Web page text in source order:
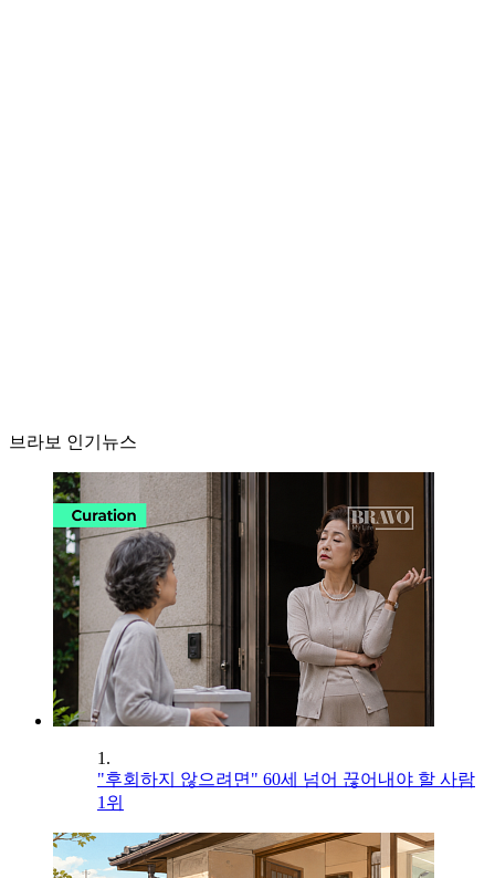
브라보 인기뉴스
1.
"후회하지 않으려면" 60세 넘어 끊어내야 할 사람
1위